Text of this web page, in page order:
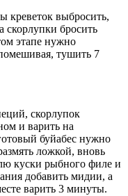
креветок выбросить,
скорлупки бросить
этапе нужно
тушить 7
скорлупок
и варить на
буйабес нужно
ложкой, вновь
куски рыбного филе и
добавить мидии, а
варить 3 минуты.